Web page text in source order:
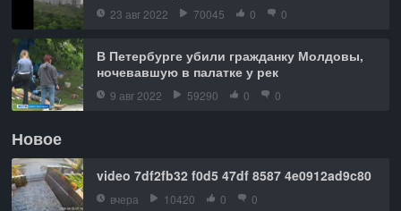
23 авг 2022 70045 0 0
В Петербурге убили гражданку Молдовы,
ночевавшую в палатке у рек
9 авг 2022 59290 0 0
Новое
video 7df2fb32 f0d5 47df 8587 4e0912ad9c80
вчера 10420 0 0